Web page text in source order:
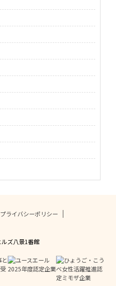
プライバシーポリシー